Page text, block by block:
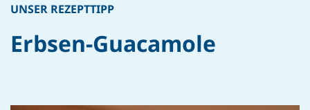
UNSER REZEPTTIPP
Erbsen-Guacamole